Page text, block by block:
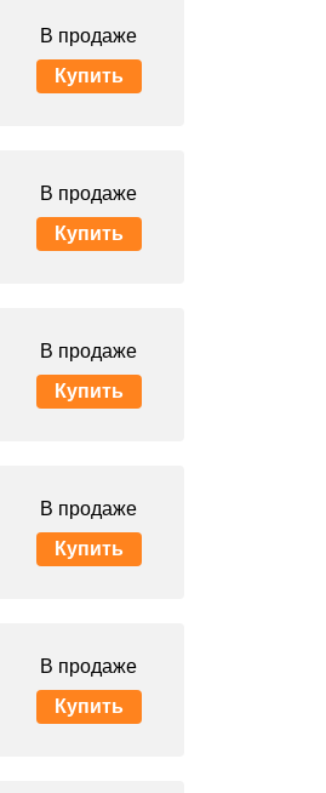
В продаже
Купить
В продаже
Купить
В продаже
Купить
В продаже
Купить
В продаже
Купить